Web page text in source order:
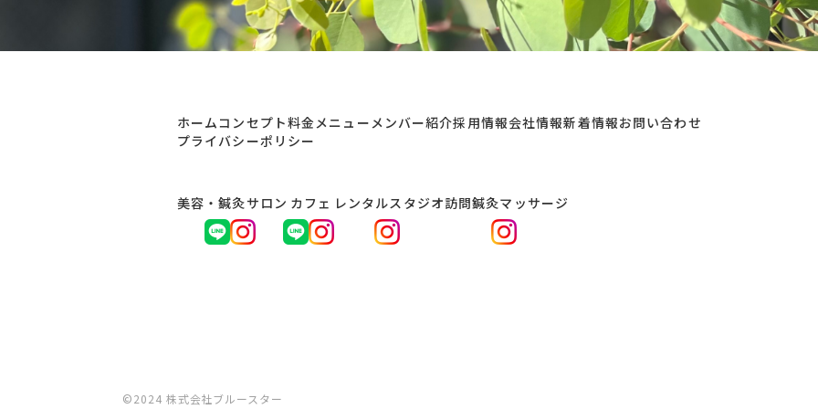
ホームコンセプト料金メニューメンバー紹介採用情報会社情報新着情報お問い合わせ
プライバシーポリシー
美容・鍼灸サロン カフェ レンタルスタジオ訪問鍼灸マッサージ
©2024 株式会社ブルースター ️